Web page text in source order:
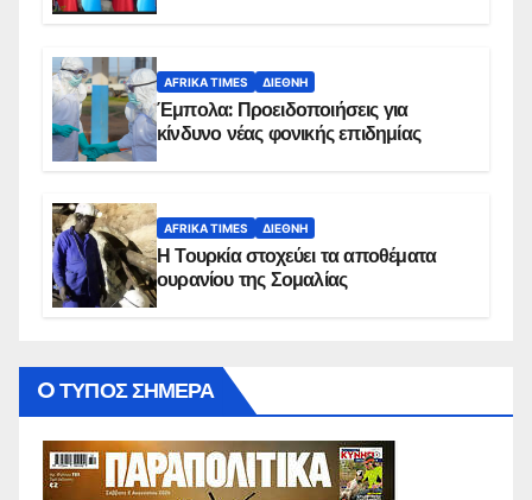
AFRIKA TIMES ΔΙΕΘΝΉ
Έμπολα: Προειδοποιήσεις για
κίνδυνο νέας φονικής επιδημίας
AFRIKA TIMES ΔΙΕΘΝΉ
Η Τουρκία στοχεύει τα αποθέματα
ουρανίου της Σομαλίας
O ΤΥΠΟΣ ΣΗΜΕΡΑ